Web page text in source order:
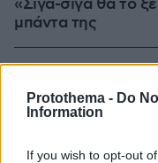
Protothema - Do
Information
If you wish to opt-out
«Σιγά-σιγά θα το
μπάντα της